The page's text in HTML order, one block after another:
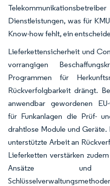
Dienstleistungen, was für
Know-how fehlt, ein
Lieferkettensicherheit und
vorrangigen
Programmen für
Rückverfolgbarkeit drängt.
anwendbar gewordenen
für Funkanlagen die Prüf-
drahtlose Module und
unterstützte Arbeit an
Lieferketten verstärken
Ansätze und